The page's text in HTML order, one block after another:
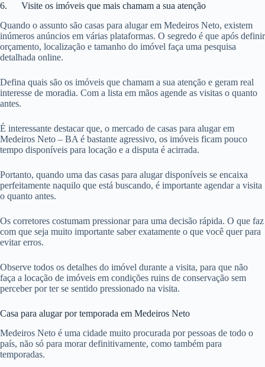
6. Visite os imóveis que mais chamam a sua atenção
Quando o assunto são casas para alugar em Medeiros Neto, existem
inúmeros anúncios em várias plataformas. O segredo é que após definir
orçamento, localização e tamanho do imóvel faça uma pesquisa
detalhada online.
Defina quais são os imóveis que chamam a sua atenção e geram real
interesse de moradia. Com a lista em mãos agende as visitas o quanto
antes.
É interessante destacar que, o mercado de casas para alugar em
Medeiros Neto – BA é bastante agressivo, os imóveis ficam pouco
tempo disponíveis para locação e a disputa é acirrada.
Portanto, quando uma das casas para alugar disponíveis se encaixa
perfeitamente naquilo que está buscando, é importante agendar a visita
o quanto antes.
Os corretores costumam pressionar para uma decisão rápida. O que faz
com que seja muito importante saber exatamente o que você quer para
evitar erros.
Observe todos os detalhes do imóvel durante a visita, para que não
faça a locação de imóveis em condições ruins de conservação sem
perceber por ter se sentido pressionado na visita.
Casa para alugar por temporada em Medeiros Neto
Medeiros Neto é uma cidade muito procurada por pessoas de todo o
país, não só para morar definitivamente, como também para
temporadas.